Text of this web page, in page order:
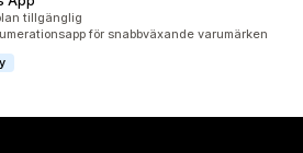
tillgänglig
för snabbväxande varumärken